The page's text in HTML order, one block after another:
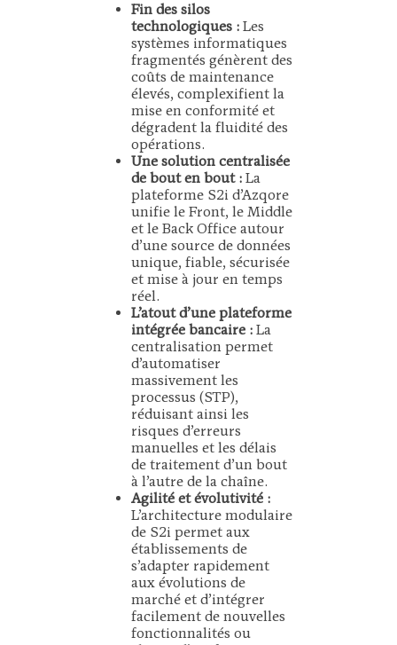
Fin des silos
technologiques : Les
systèmes informatiques
fragmentés génèrent des
coûts de maintenance
élevés, complexifient la
mise en conformité et
dégradent la fluidité des
opérations.
Une solution centralisée
de bout en bout : La
plateforme S2i d’Azqore
unifie le Front, le Middle
et le Back Office autour
d’une source de données
unique, fiable, sécurisée
et mise à jour en temps
réel.
L’atout d’une plateforme
intégrée bancaire : La
centralisation permet
d’automatiser
massivement les
processus (STP),
réduisant ainsi les
risques d’erreurs
manuelles et les délais
de traitement d’un bout
à l’autre de la chaîne.
Agilité et évolutivité :
L’architecture modulaire
de S2i permet aux
établissements de
s’adapter rapidement
aux évolutions de
marché et d’intégrer
facilement de nouvelles
fonctionnalités ou